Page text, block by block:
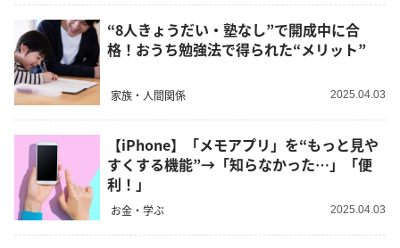
“8人きょうだい・塾なし”で開成中に合
格！おうち勉強法で得られた“メリット”
家族・人間関係 2025.04.03
【iPhone】「メモアプリ」を“もっと見や
すくする機能”→「知らなかった…」「便
利！」
お金・学ぶ 2025.04.03